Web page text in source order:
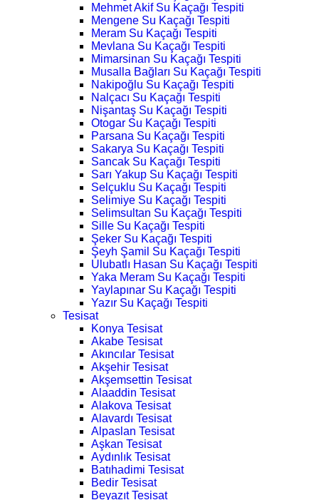
Mehmet Akif Su Kaçağı Tespiti
Mengene Su Kaçağı Tespiti
Meram Su Kaçağı Tespiti
Mevlana Su Kaçağı Tespiti
Mimarsinan Su Kaçağı Tespiti
Musalla Bağları Su Kaçağı Tespiti
Nakipoğlu Su Kaçağı Tespiti
Nalçacı Su Kaçağı Tespiti
Nişantaş Su Kaçağı Tespiti
Otogar Su Kaçağı Tespiti
Parsana Su Kaçağı Tespiti
Sakarya Su Kaçağı Tespiti
Sancak Su Kaçağı Tespiti
Sarı Yakup Su Kaçağı Tespiti
Selçuklu Su Kaçağı Tespiti
Selimiye Su Kaçağı Tespiti
Selimsultan Su Kaçağı Tespiti
Sille Su Kaçağı Tespiti
Şeker Su Kaçağı Tespiti
Şeyh Şamil Su Kaçağı Tespiti
Ulubatlı Hasan Su Kaçağı Tespiti
Yaka Meram Su Kaçağı Tespiti
Yaylapınar Su Kaçağı Tespiti
Yazır Su Kaçağı Tespiti
Tesisat
Konya Tesisat
Akabe Tesisat
Akıncılar Tesisat
Akşehir Tesisat
Akşemsettin Tesisat
Alaaddin Tesisat
Alakova Tesisat
Alavardı Tesisat
Alpaslan Tesisat
Aşkan Tesisat
Aydınlık Tesisat
Batıhadimi Tesisat
Bedir Tesisat
Beyazıt Tesisat